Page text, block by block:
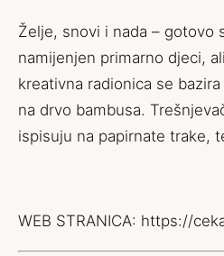
Želje, snovi i nada – gotovo
namijenjen primarno djeci,
kreativna radionica se
na drvo bambusa.
ispisuju na papirnate trake,
WEB STRANICA: https://